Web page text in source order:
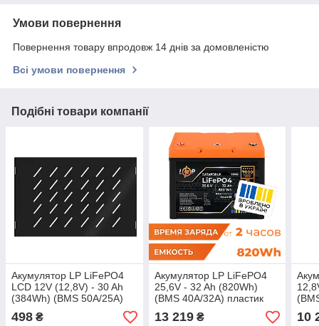
Умови повернення
Повернення товару впродовж 14 днів за домовленістю
Всі умови повернення
Подібні товари компанії
Акумулятор LP LiFePO4
LCD 12V (12,8V) - 30 Ah
(384Wh) (BMS 50A/25А)
пластик
498 ₴
Акумулятор LP LiFePO4
25,6V - 32 Ah (820Wh)
(BMS 40A/32А) пластик
Smart BT
13 219₴ 10